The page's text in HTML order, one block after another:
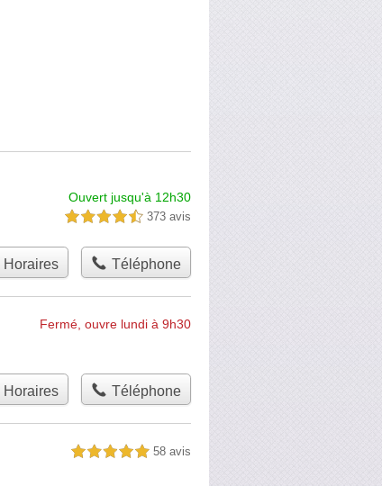
Ouvert jusqu'à 12h30
4,5 étoiles sur 5 373 avis
Horaires Téléphone
Fermé, ouvre lundi à 9h30
Horaires Téléphone
5,0 étoiles sur 5 58 avis